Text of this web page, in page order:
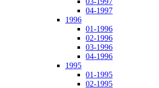
04-1997
1996
01-1996
02-1996
03-1996
04-1996
1995
01-1995
02-1995